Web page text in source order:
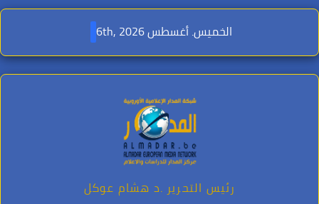
Skip
content
الخميس. أغسطس 6th, 2026
رئيس التحرير .د هشام عوكل